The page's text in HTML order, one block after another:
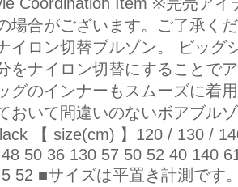
場合がございます。ご了承く
イロン切替ブルゾン。 ビッ
をナイロン切替にすることで
グのインナーもスムーズに着
おいて間違いのないボアブル
【 size(cm) 】120 / 130 /
50 36 130 57 50 52 40 140
52 ■サイズは平置き計測です